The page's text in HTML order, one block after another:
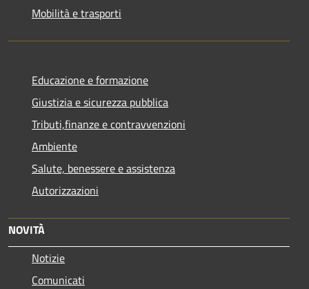
Mobilità e trasporti
Educazione e formazione
Giustizia e sicurezza pubblica
Tributi,finanze e contravvenzioni
Ambiente
Salute, benessere e assistenza
Autorizzazioni
NOVITÀ
Notizie
Comunicati